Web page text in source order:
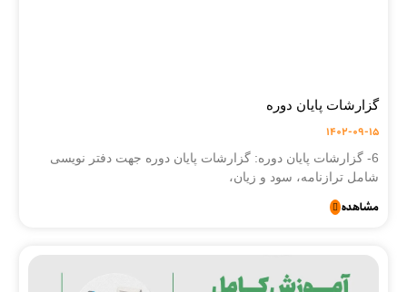
گزارشات پایان دوره
1402-09-15
6- گزارشات پایان دوره: گزارشات پایان دوره جهت دفتر نویسی
شامل ترازنامه، سود و زیان،
مشاهده